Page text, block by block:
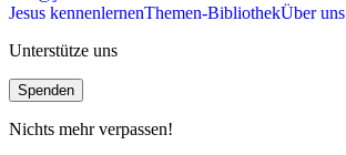
Jesus kennenlernenThemen-BibliothekÜber uns
Unterstütze uns
Spenden
Nichts mehr verpassen!